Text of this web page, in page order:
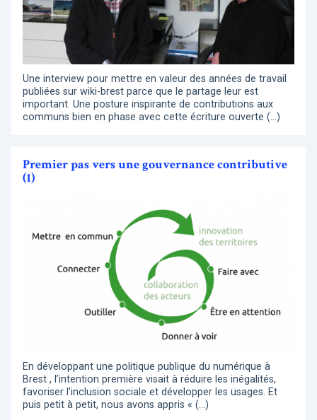
Une interview pour mettre en valeur des années de travail
publiées sur wiki-brest parce que le partage leur est
important. Une posture inspirante de contributions aux
communs bien en phase avec cette écriture ouverte (…)
Premier pas vers une gouvernance contributive
(1)
En développant une politique publique du numérique à
Brest , l’intention première visait à réduire les inégalités,
favoriser l’inclusion sociale et développer les usages. Et
puis petit à petit, nous avons appris « (…)